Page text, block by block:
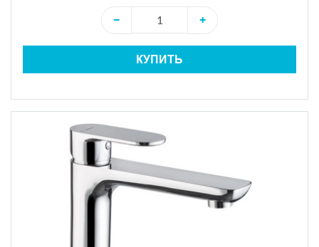
−
+
КУПИТЬ